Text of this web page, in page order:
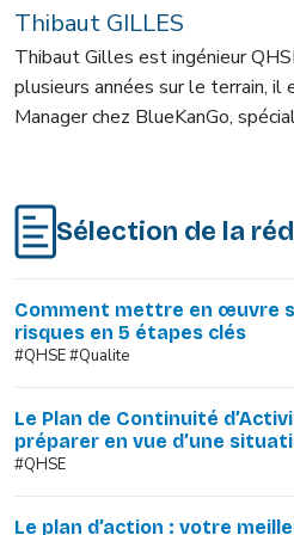
Thibaut GILLES
Thibaut Gilles est ingénieur
plusieurs années sur le terrain, il
Manager chez BlueKanGo,
Sélection de la
Comment mettre en œuvre
risques en 5 étapes clés
#QHSE #Qualite
Le Plan de Continuité
préparer en vue d’une
#QHSE
Le plan d’action : votre